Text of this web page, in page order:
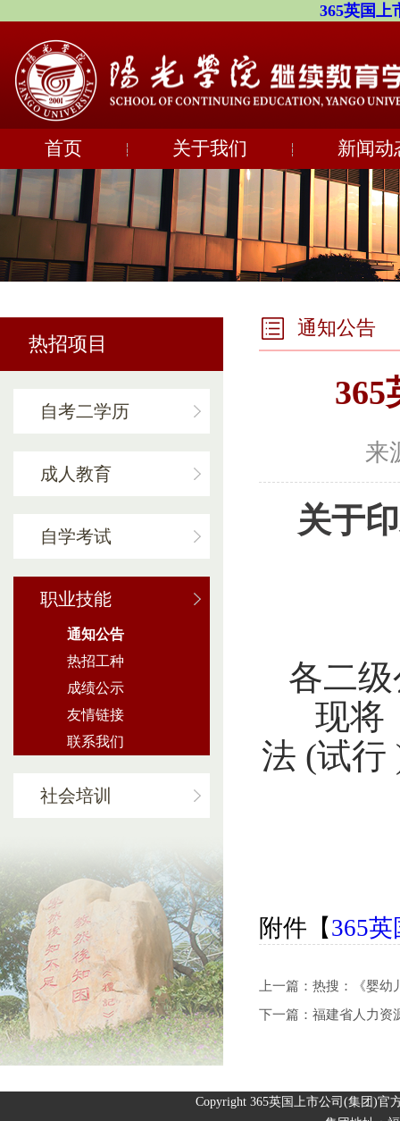
365英国上
首页 关于我们 新闻动
热招项目
自考二学历
成人教育
自学考试
职业技能
通知公告
热招工种
成绩公示
友情链接
联系我们
社会培训
通知公告
365
来
关于
各二
现将
法 (试行
附件【 365
上一篇：热搜：《婴
下一篇：福建省人力资
Copyright 365英国上市公司(集团)官